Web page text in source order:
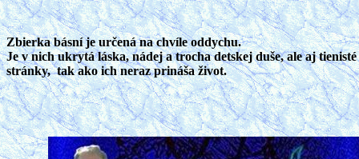
Zbierka básní je určená na chvíle oddychu.
Je v nich ukrytá láska, nádej a trocha detskej duše, ale aj tienisté
stránky, tak ako ich neraz prináša život.